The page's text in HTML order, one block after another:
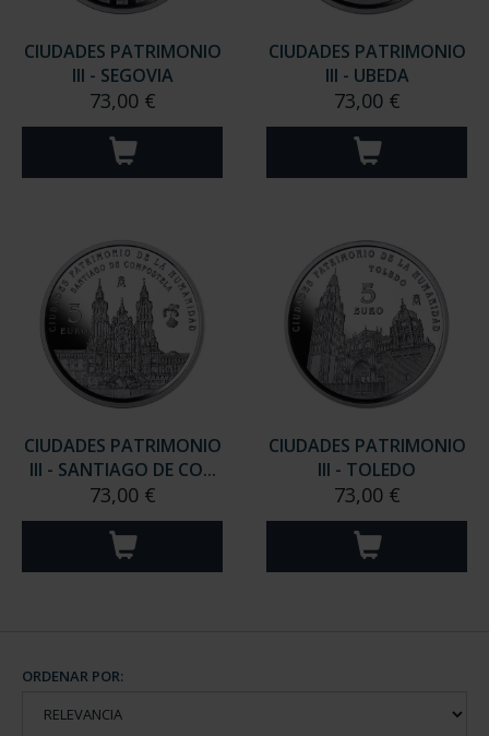
CIUDADES PATRIMONIO
III - SEGOVIA
73,00 €
CIUDADES PATRIMONIO
III - UBEDA
73,00 €
CIUDADES PATRIMONIO
III - SANTIAGO DE CO...
73,00 €
CIUDADES PATRIMONIO
III - TOLEDO
73,00 €
ORDENAR POR: